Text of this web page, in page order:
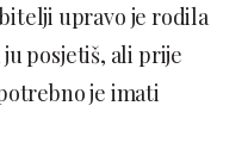
upravo je rodila
posjetiš, ali prije
je imati